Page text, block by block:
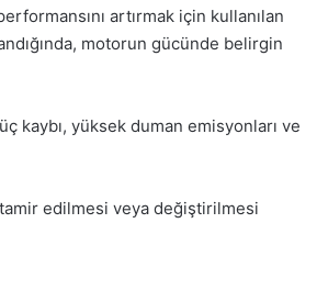
artırmak için kullanılan
motorun gücünde belirgin
kaybı, yüksek duman emisyonları ve
edilmesi veya değiştirilmesi